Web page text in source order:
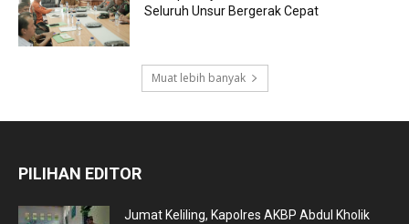
Seluruh Unsur Bergerak Cepat
Muat lebih banyak
PILIHAN EDITOR
Jumat Keliling, Kapolres AKBP Abdul Kholik